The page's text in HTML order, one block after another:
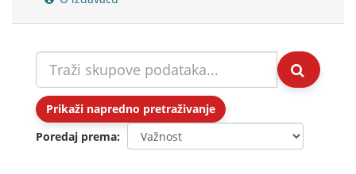
Prikaži napredno pretraživanje
Poredaj prema